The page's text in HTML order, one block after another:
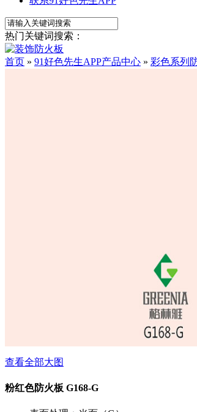
热门关键词搜索：
首页 » 91好色先生APP产品中心 » 彩色系列
查看全部大图
粉红色防火板 G168-G